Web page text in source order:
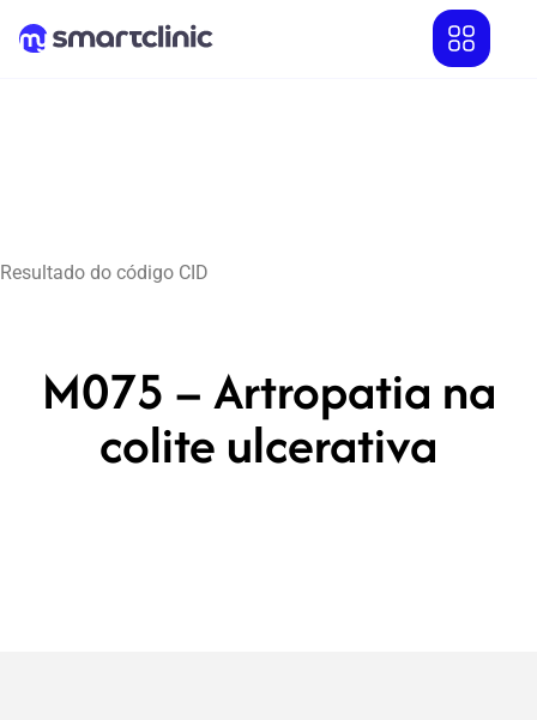
Resultado do código CID
M075 – Artropatia na
colite ulcerativa